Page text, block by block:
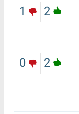
2
1
2
0